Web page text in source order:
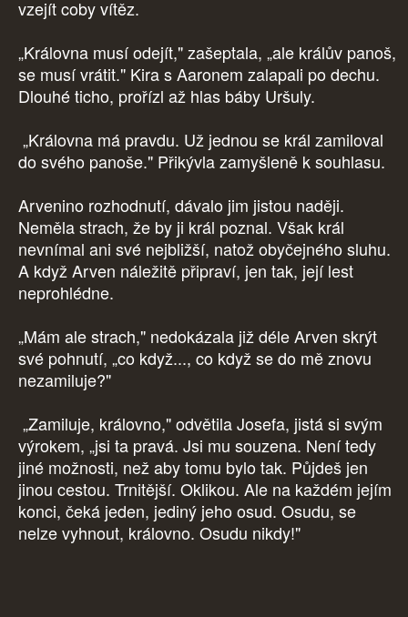
vzejít coby vítěz.
„Královna musí odejít," zašeptala, „ale králův panoš,
se musí vrátit." Kira s Aaronem zalapali po dechu.
Dlouhé ticho, prořízl až hlas báby Uršuly.
„Královna má pravdu. Už jednou se král zamiloval
do svého panoše." Přikývla zamyšleně k souhlasu.
Arvenino rozhodnutí, dávalo jim jistou naději.
Neměla strach, že by ji král poznal. Však král
nevnímal ani své nejbližší, natož obyčejného sluhu.
A když Arven náležitě připraví, jen tak, její lest
neprohlédne.
„Mám ale strach," nedokázala již déle Arven skrýt
své pohnutí, „co když..., co když se do mě znovu
nezamiluje?"
„Zamiluje, královno," odvětila Josefa, jistá si svým
výrokem, „jsi ta pravá. Jsi mu souzena. Není tedy
jiné možnosti, než aby tomu bylo tak. Půjdeš jen
jinou cestou. Trnitější. Oklikou. Ale na každém jejím
konci, čeká jeden, jediný jeho osud. Osudu, se
nelze vyhnout, královno. Osudu nikdy!"